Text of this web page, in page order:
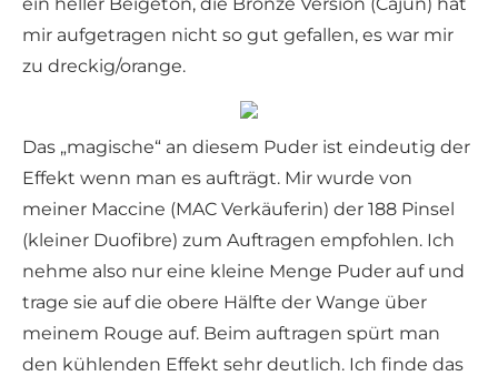
mir aufgetragen nicht so gut gefallen, es war mir
zu dreckig/orange.
Das „magische“ an diesem Puder ist eindeutig der
Effekt wenn man es aufträgt. Mir wurde von
meiner Maccine (MAC Verkäuferin) der 188 Pinsel
(kleiner Duofibre) zum Auftragen empfohlen. Ich
nehme also nur eine kleine Menge Puder auf und
trage sie auf die obere Hälfte der Wange über
meinem Rouge auf. Beim auftragen spürt man
den kühlenden Effekt sehr deutlich. Ich finde das